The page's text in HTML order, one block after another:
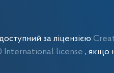
за ліцензією
license , якщо